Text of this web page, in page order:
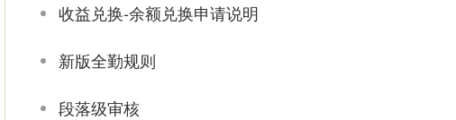
收益兑换-余额兑换申请说明
新版全勤规则
段落级审核